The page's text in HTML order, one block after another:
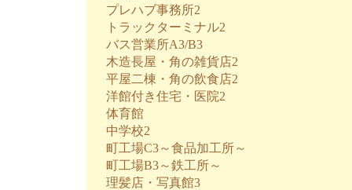
プレハブ事務所2
トラックターミナル2
バス営業所A3/B3
木造長屋・角の雑貨店2
平屋二棟・角の飲食店2
洋館付き住宅・医院2
体育館
中学校2
町工場C3～食品加工所～
町工場B3～鉄工所～
理髪店・写真館3